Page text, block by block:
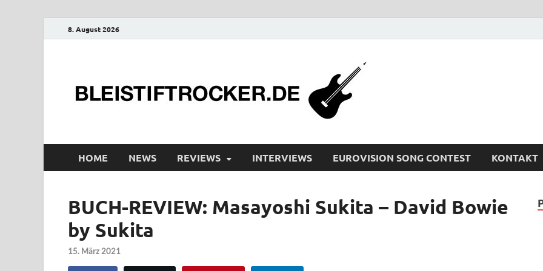
8. August 2026
HOME NEWS REVIEWS INTERVIEWS EUROVISION SONG CONTEST KONTAKT
BUCH-REVIEW: Masayoshi Sukita – David Bowie
by Sukita
15. März 2021